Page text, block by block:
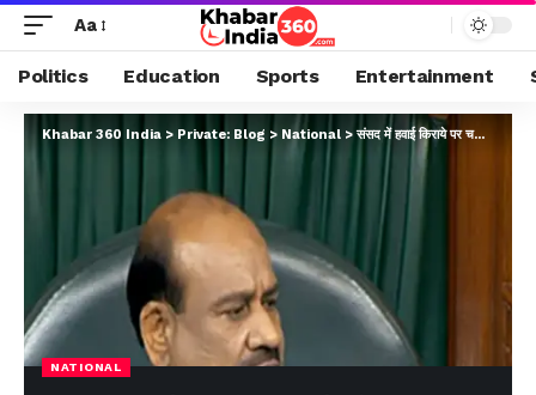
Aa
Politics Education Sports Entertainment
Khabar 360 India > Private: Blog > National >संसद में हवाई किराये पर चर्चा: ओम बिरला की खास मांग
NATIONAL